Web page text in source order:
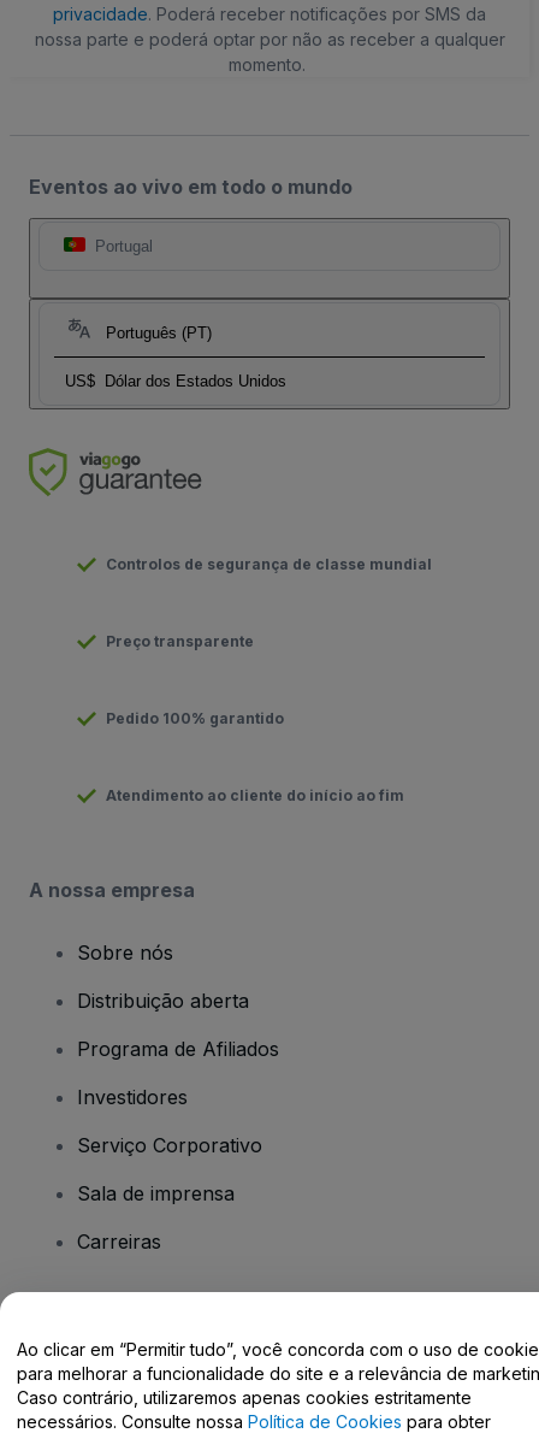
privacidade. Poderá receber notificações por SMS da
nossa parte e poderá optar por não as receber a qualquer
momento.
Eventos ao vivo em todo o mundo
Portugal
Português (PT)
US$ Dólar dos Estados Unidos
Controlos de segurança de classe mundial
Preço transparente
Pedido 100% garantido
Atendimento ao cliente do início ao fim
A nossa empresa
Sobre nós
Distribuição aberta
Programa de Afiliados
Investidores
Serviço Corporativo
Sala de imprensa
Carreiras
Centro de Ajuda / Fale Conosco
Ao clicar em “Permitir tudo”, você concorda com o uso de
para melhorar a funcionalidade do site e a relevância de
Caso contrário, utilizaremos apenas cookies estritamente
necessários. Consulte nossa Política de Cookies para obter